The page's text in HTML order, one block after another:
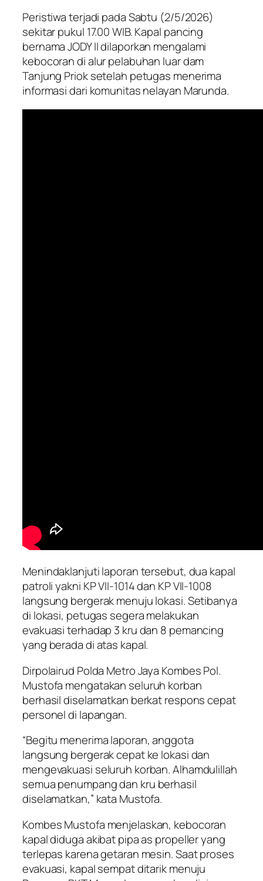
Peristiwa terjadi pada Sabtu (2/5/2026)
sekitar pukul 17.00 WIB. Kapal pancing
bernama JODY II dilaporkan mengalami
kebocoran di alur pelabuhan luar dam
Tanjung Priok setelah petugas menerima
informasi dari komunitas nelayan Marunda.
Menindaklanjuti laporan tersebut, dua kapal
patroli yakni KP VII-1014 dan KP VII-1008
langsung bergerak menuju lokasi. Setibanya
di lokasi, petugas segera melakukan
evakuasi terhadap 3 kru dan 8 pemancing
yang berada di atas kapal.
Dirpolairud Polda Metro Jaya Kombes Pol.
Mustofa mengatakan seluruh korban
berhasil diselamatkan berkat respons cepat
personel di lapangan.
“Begitu menerima laporan, anggota
langsung bergerak cepat ke lokasi dan
mengevakuasi seluruh korban. Alhamdulillah
semua penumpang dan kru berhasil
diselamatkan,” kata Mustofa.
Kombes Mustofa menjelaskan, kebocoran
kapal diduga akibat pipa as propeller yang
terlepas karena getaran mesin. Saat proses
evakuasi, kapal sempat ditarik menuju